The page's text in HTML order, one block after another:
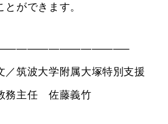
ができます。
／筑波大学附属大塚特別支援
務主任 佐藤義竹